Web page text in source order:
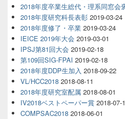
2018年度卒業生総代・理系同窓会
2018年度研究科長表彰 2019-03-24
2018年度修了・卒業 2019-03-24
IEICE 2019年大会 2019-03-01
IPSJ第81回大会 2019-02-18
第109回SIG-FPAI 2019-02-18
2018年度DDP生加入 2018-09-22
VL/HCC2018 2018-08-11
2018年度研究室配属 2018-08-01
IV2018ベストペーパー賞 2018-07-
COMPSAC2018 2018-06-01